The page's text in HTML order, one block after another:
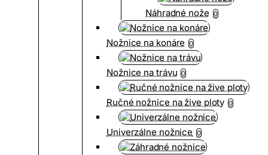
Náhradné nože 0
Nožnice na konáre 0
Nožnice na trávu 0
Ručné nožnice na žive ploty 0
Univerzálne nožnice 0